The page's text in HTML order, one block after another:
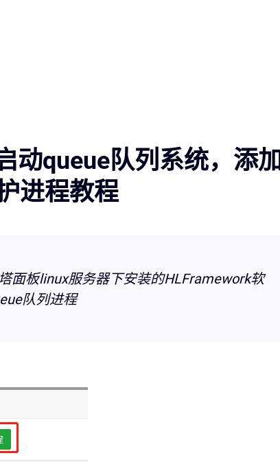
动queue队列系统，添加
进程教程
面板linux服务器下安装的HLFramework软
队列进程